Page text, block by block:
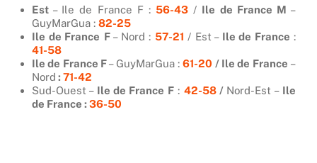
Est – Ile de France F :56-43 / Ile de France M –
GuyMarGua : 82-25
Ile de France F– Nord : 57-21 / Est – Ile de France :
41-58
Ile de France F– GuyMarGua :61-20 / Ile de France –
Nord : 71-42
Sud-Ouest – Ile de France F: 42-58/ Nord-Est –Ile
de France : 36-50